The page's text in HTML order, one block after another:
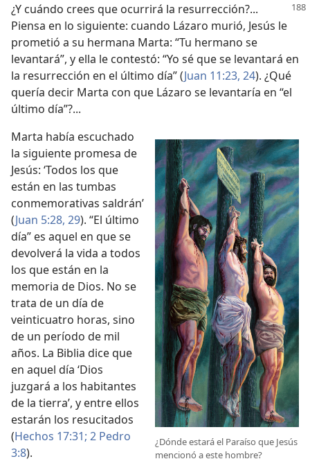
¿Y cuándo crees que ocurrirá la resurrección?...
Piensa en lo siguiente: cuando Lázaro murió, Jesús le
prometió a su hermana Marta: “Tu hermano se
levantará”, y ella le contestó: “Yo sé que se levantará en
la resurrección en el último día” (Juan 11:23, 24). ¿Qué
quería decir Marta con que Lázaro se levantaría en “el
último día”?...
¿Dónde estará el Paraíso que Jesús
mencionó a este hombre?
Marta había escuchado
la siguiente promesa de
Jesús: ‘Todos los que
están en las tumbas
conmemorativas saldrán’
(Juan 5:28, 29). “El último
día” es aquel en que se
devolverá la vida a todos
los que están en la
memoria de Dios. No se
trata de un día de
veinticuatro horas, sino
de un período de mil
años. La Biblia dice que
en aquel día ‘Dios
juzgará a los habitantes
de la tierra’, y entre ellos
estarán los resucitados
(Hechos 17:31; 2 Pedro
3:8).